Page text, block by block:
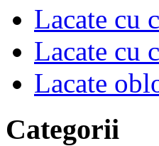
Lacate cu
Lacate cu
Lacate
Categorii